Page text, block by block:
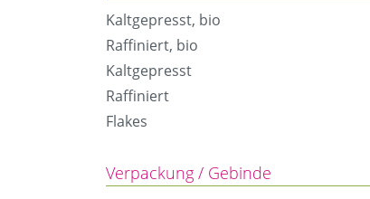
Kaltgepresst, bio
Raffiniert, bio
Kaltgepresst
Raffiniert
Flakes
Verpackung / Gebinde